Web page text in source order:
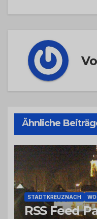
Ähnliche
STADTKREUZNACH
RSS Feed